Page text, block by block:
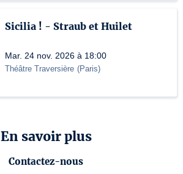
Sicilia ! - Straub et Huilet
Mar. 24 nov. 2026 à 18:00
Théâtre Traversière (Paris)
En savoir plus
Contactez-nous